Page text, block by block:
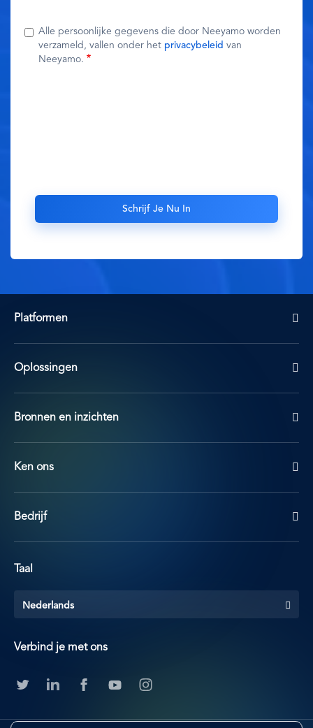
Alle persoonlijke gegevens die door Neeyamo worden
verzameld, vallen onder het privacybeleid van
Neeyamo.
Platformen
Oplossingen
Bronnen en inzichten
Ken ons
Bedrijf
Taal
Nederlands
Verbind je met ons